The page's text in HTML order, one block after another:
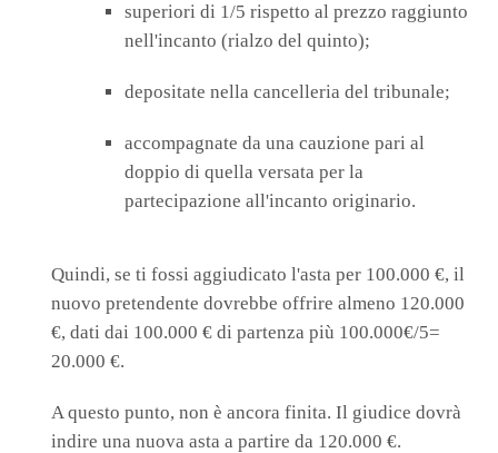
superiori di 1/5 rispetto al prezzo raggiunto
nell'incanto (rialzo del quinto);
depositate nella cancelleria del tribunale;
accompagnate da una cauzione pari al
doppio di quella versata per la
partecipazione all'incanto originario.
Quindi, se ti fossi aggiudicato l'asta per 100.000 €, il
nuovo pretendente dovrebbe offrire almeno 120.000
€, dati dai 100.000 € di partenza più 100.000€/5=
20.000 €.
A questo punto, non è ancora finita. Il giudice dovrà
indire una nuova asta a partire da 120.000 €.